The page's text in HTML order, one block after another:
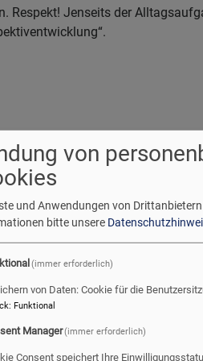
Respekt! Jenseits der
von
und Anwendungen von
bitte unsere
(immer erforderlich)
von Daten: Cookie für die
: Funktional
Manager(immer erforderlich)
Consent speichert Ihre